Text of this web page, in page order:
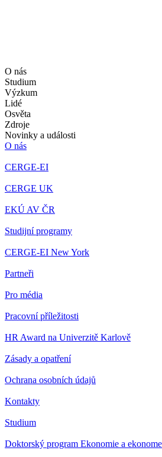
O nás
Studium
Výzkum
Lidé
Osvěta
Zdroje
Novinky a události
O nás
CERGE-EI
CERGE UK
EKÚ AV ČR
Studijní programy
CERGE-EI New York
Partneři
Pro média
Pracovní příležitosti
HR Award na Univerzitě Karlově
Zásady a opatření
Ochrana osobních údajů
Kontakty
Studium
Doktorský program Ekonomie a